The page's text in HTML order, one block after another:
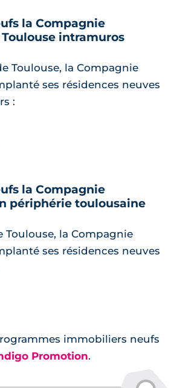
la Compagnie
intramuros
Toulouse, la Compagnie
ses résidences neuves
:
la Compagnie
périphérie toulousaine
Toulouse, la Compagnie
ses résidences neuves
immobiliers neufs
Promotion.